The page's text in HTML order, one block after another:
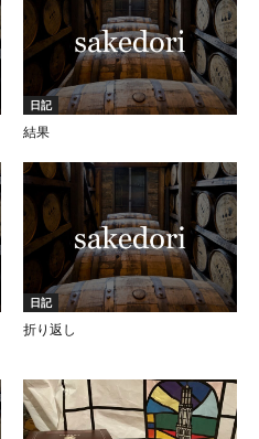
日記
結果
日記
折り返し